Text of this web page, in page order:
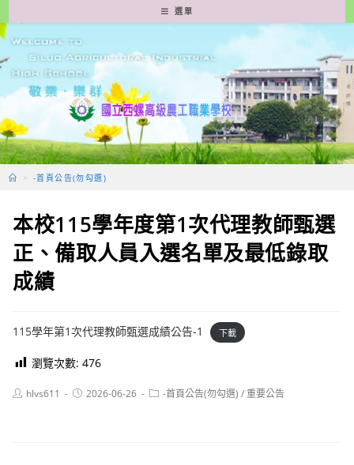
轉
至
要
容
選單
> -首頁公告(勿勾選)
本校115學年度第1次代理教師甄選
正、備取人員入選名單及最低錄取
成績
115學年第1次代理教師甄選成績公告-1 下載
瀏覽次數: 476
Posthlvs611
Post2026-06-26
Post-首頁公告(勿勾選) /重要公告